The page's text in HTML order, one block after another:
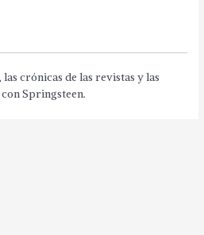
crónicas de las revistas y las
Springsteen.